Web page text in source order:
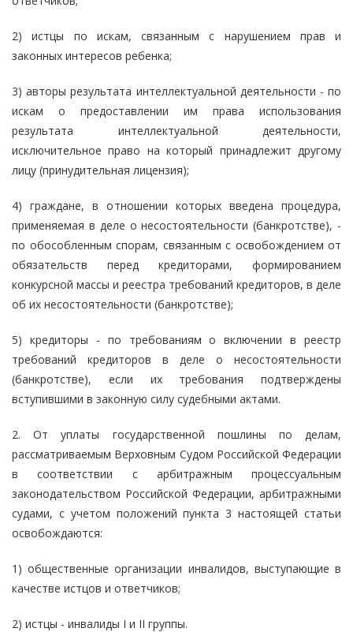
2) истцы по искам, связанным с нарушением прав и
законных интересов ребенка;
3) авторы результата интеллектуальной деятельности - по
искам о предоставлении им права использования
результата интеллектуальной деятельности,
исключительное право на который принадлежит другому
лицу (принудительная лицензия);
4) граждане, в отношении которых введена процедура,
применяемая в деле о несостоятельности (банкротстве), -
по обособленным спорам, связанным с освобождением от
обязательств перед кредиторами, формированием
конкурсной массы и реестра требований кредиторов, в деле
об их несостоятельности (банкротстве);
5) кредиторы - по требованиям о включении в реестр
требований кредиторов в деле о несостоятельности
(банкротстве), если их требования подтверждены
вступившими в законную силу судебными актами.
2. От уплаты государственной пошлины по делам,
рассматриваемым Верховным Судом Российской Федерации
в соответствии с арбитражным процессуальным
законодательством Российской Федерации, арбитражными
судами, с учетом положений пункта 3 настоящей статьи
освобождаются:
1) общественные организации инвалидов, выступающие в
качестве истцов и ответчиков;
2) истцы - инвалиды I и II группы.